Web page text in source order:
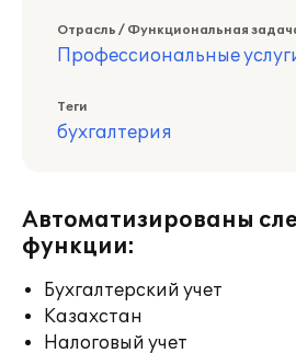
Отрасль / Функциональная
Профессиональные
Теги
бухгалтерия
Автоматизированы
функции:
Бухгалтерский учет
Казахстан
Налоговый учет